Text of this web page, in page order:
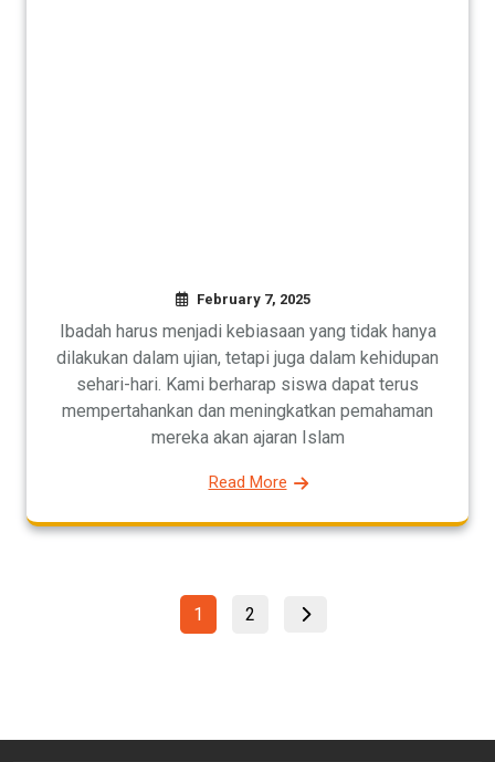
February 7, 2025
Ibadah harus menjadi kebiasaan yang tidak hanya
dilakukan dalam ujian, tetapi juga dalam kehidupan
sehari-hari. Kami berharap siswa dapat terus
mempertahankan dan meningkatkan pemahaman
mereka akan ajaran Islam
Read More
Posts
Page
1 Page
2